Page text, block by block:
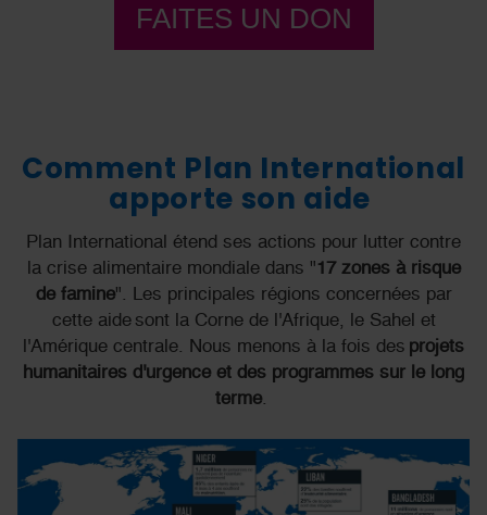
FAITES UN DON
Comment Plan International
apporte son aide
Plan International étend ses actions pour lutter contre
la crise alimentaire mondiale dans "17 zones à risque
de famine". Les principales régions concernées par
cette aide sont la Corne de l'Afrique, le Sahel et
l'Amérique centrale. Nous menons à la fois des projets
humanitaires d'urgence et des programmes sur le long
terme.